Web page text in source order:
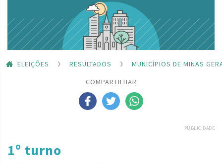
ELEIÇÕES RESULTADOS
MUNICÍPIOS DE MINAS
COMPARTILHAR
PUBLICIDADE
1º turno